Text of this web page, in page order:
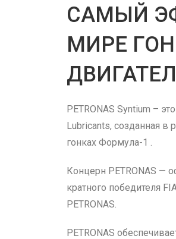
САМЫЙ
МИРЕ
PETRONAS Syntium –
Lubricants, созданная в
гонках Формула-1 .
Концерн PETRONAS —
кратного победителя
PETRONAS.
PETRONAS